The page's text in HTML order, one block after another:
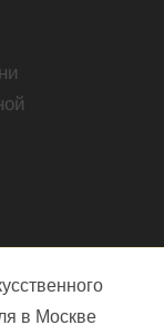
в Москве